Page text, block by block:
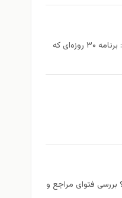
تمرین در خانه بدون تجهیزات: برنامه ۳۰ روزه‌ای که
فتوای مراجع و